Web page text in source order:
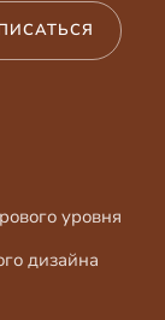
уровня
дизайна